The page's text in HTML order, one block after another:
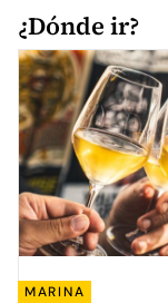
¿Dónde ir?
MARINA